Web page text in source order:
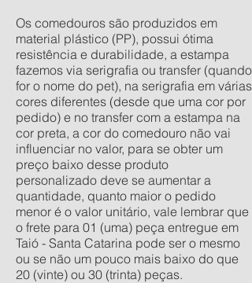
Os comedouros são produzidos em
material plástico (PP), possui ótima
resistência e durabilidade, a estampa
fazemos via serigrafia ou transfer (quando
for o nome do pet), na serigrafia em várias
cores diferentes (desde que uma cor por
pedido) e no transfer com a estampa na
cor preta, a cor do comedouro não vai
influenciar no valor, para se obter um
preço baixo desse produto
personalizado deve se aumentar a
quantidade, quanto maior o pedido
menor é o valor unitário, vale lembrar que
o frete para 01 (uma) peça entregue em
Taió - Santa Catarina pode ser o mesmo
ou se não um pouco mais baixo do que
20 (vinte) ou 30 (trinta) peças.